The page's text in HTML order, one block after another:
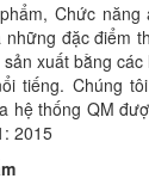
Chức
đặc điểm
xuất bằng
tiếng. Chúng
hệ thống QM
2015